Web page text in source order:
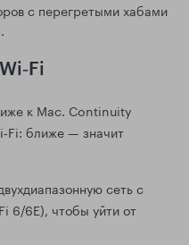
с перегретыми хабами
к Mac. Continuity
ближе — значит
сеть с
6/6E), чтобы уйти от